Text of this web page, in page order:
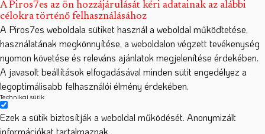
A Piros7es az ön hozzájárulását kéri adatainak az alábbi
célokra történő felhasználásához
A Piros7es weboldala sütiket használ a weboldal működtetése,
használatának megkönnyítése, a weboldalon végzett tevékenység
nyomon követése és releváns ajánlatok megjelenítése érdekében.
A javasolt beállítások elfogadásával minden sütit engedélyez a
legoptimálisabb felhasználói élmény érdekében.
Technikai sütik
Ezek a sütik biztosítják a weboldal működését. Anonymizált
információkat tartalmaznak.